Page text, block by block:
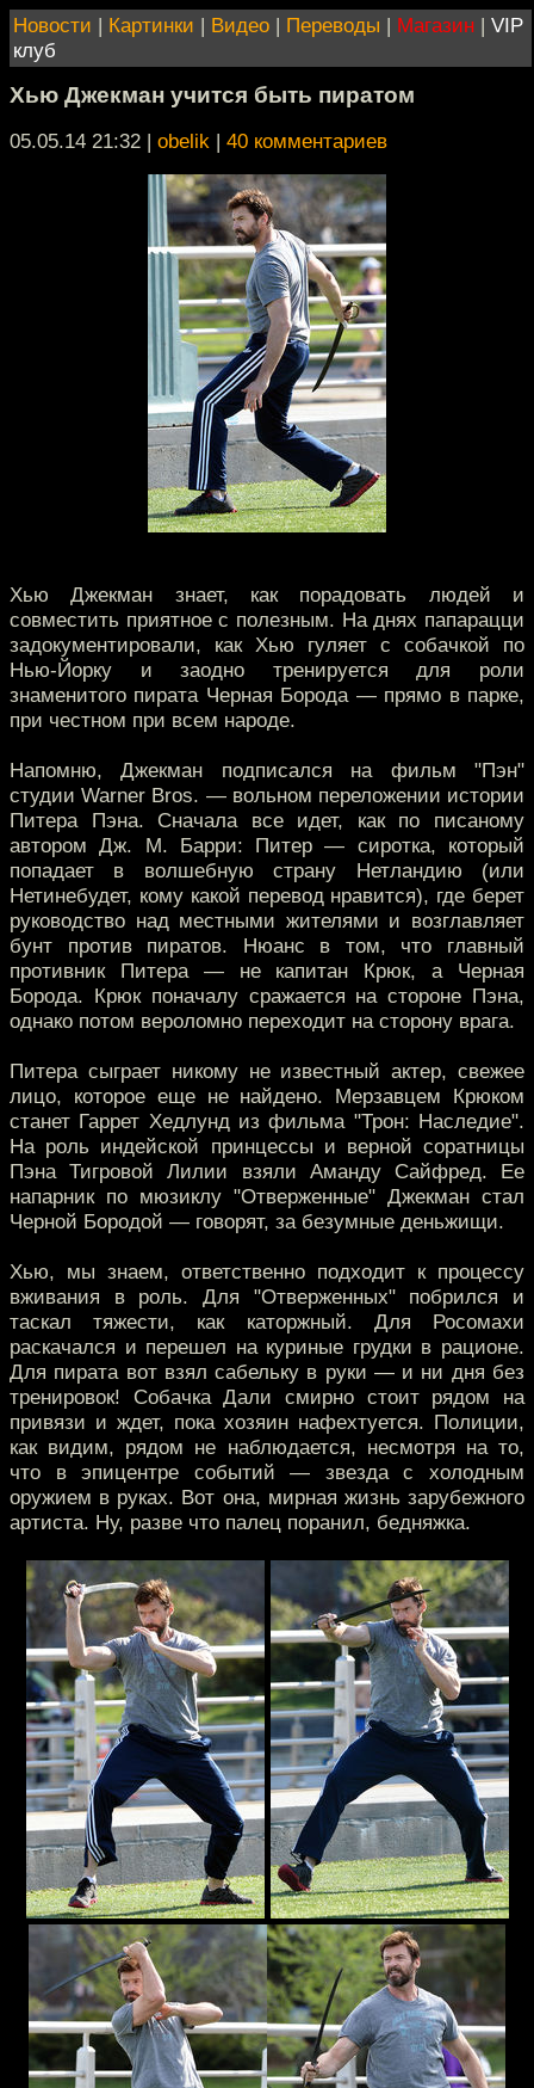
Новости | Картинки | Видео | Переводы | Магазин | VIP
клуб
Хью Джекман учится быть пиратом
05.05.14 21:32 | obelik | 40 комментариев
Хью Джекман знает, как порадовать людей и
совместить приятное с полезным. На днях папарацци
задокументировали, как Хью гуляет с собачкой по
Нью-Йорку и заодно тренируется для роли
знаменитого пирата Черная Борода — прямо в парке,
при честном при всем народе.
Напомню, Джекман подписался на фильм "Пэн"
студии Warner Bros. — вольном переложении истории
Питера Пэна. Сначала все идет, как по писаному
автором Дж. М. Барри: Питер — сиротка, который
попадает в волшебную страну Нетландию (или
Нетинебудет, кому какой перевод нравится), где берет
руководство над местными жителями и возглавляет
бунт против пиратов. Нюанс в том, что главный
противник Питера — не капитан Крюк, а Черная
Борода. Крюк поначалу сражается на стороне Пэна,
однако потом вероломно переходит на сторону врага.
Питера сыграет никому не известный актер, свежее
лицо, которое еще не найдено. Мерзавцем Крюком
станет Гаррет Хедлунд из фильма "Трон: Наследие".
На роль индейской принцессы и верной соратницы
Пэна Тигровой Лилии взяли Аманду Сайфред. Ее
напарник по мюзиклу "Отверженные" Джекман стал
Черной Бородой — говорят, за безумные деньжищи.
Хью, мы знаем, ответственно подходит к процессу
вживания в роль. Для "Отверженных" побрился и
таскал тяжести, как каторжный. Для Росомахи
раскачался и перешел на куриные грудки в рационе.
Для пирата вот взял сабельку в руки — и ни дня без
тренировок! Собачка Дали смирно стоит рядом на
привязи и ждет, пока хозяин нафехтуется. Полиции,
как видим, рядом не наблюдается, несмотря на то,
что в эпицентре событий — звезда с холодным
оружием в руках. Вот она, мирная жизнь зарубежного
артиста. Ну, разве что палец поранил, бедняжка.